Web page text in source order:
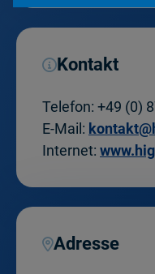
Kontakt
Telefon: +49 (0)
E-Mail:
Internet:
Adresse